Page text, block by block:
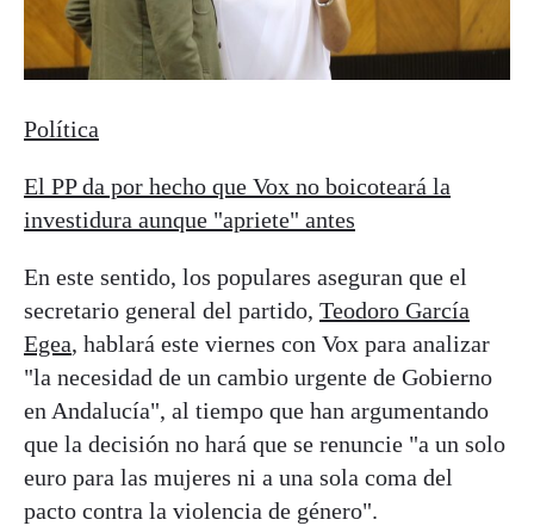
Política
El PP da por hecho que Vox no boicoteará la
investidura aunque "apriete" antes
En este sentido, los populares aseguran que el
secretario general del partido, Teodoro García
Egea, hablará este viernes con Vox para analizar
"la necesidad de un cambio urgente de Gobierno
en Andalucía", al tiempo que han argumentando
que la decisión no hará que se renuncie "a un solo
euro para las mujeres ni a una sola coma del
pacto contra la violencia de género".